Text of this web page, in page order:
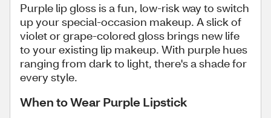
Purple lip gloss is a fun, low-risk way to switch
up your special-occasion makeup. A slick of
violet or grape-colored gloss brings new life
to your existing lip makeup. With purple hues
ranging from dark to light, there's a shade for
every style.
When to Wear Purple Lipstick